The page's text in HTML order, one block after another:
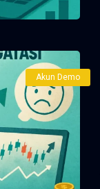
Akun Demo